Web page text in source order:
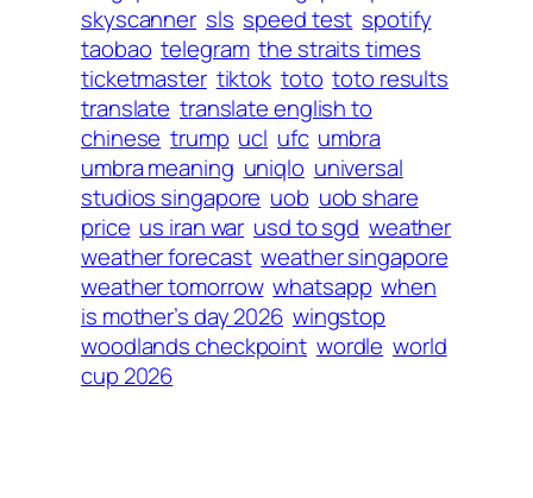
skyscanner sls speed test spotify
taobao telegram the straits times
ticketmaster tiktok toto toto results
translate translate english to
chinese trump ucl ufc umbra
umbra meaning uniqlo universal
studios singapore uob uob share
price us iran war usd to sgd weather
weather forecast weather singapore
weather tomorrow whatsapp when
is mother’s day 2026 wingstop
woodlands checkpoint wordle world
cup 2026